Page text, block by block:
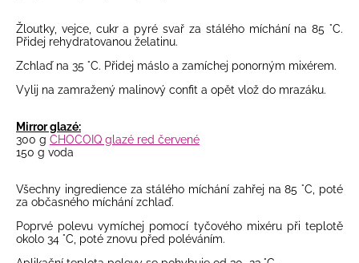
Žloutky, vejce, cukr a pyré svař za stálého míchání na 85 °C.
Přidej rehydratovanou želatinu.
Zchlaď na 35 °C. Přidej máslo a zamíchej ponorným mixérem.
Vylij na zamražený malinový confit a opět vlož do mrazáku.
Mirror glazé:
300 g CHOCOIQ glazé red červené
150 g voda
Všechny ingredience za stálého míchání zahřej na 85 °C, poté
za občasného míchání zchlaď.
Poprvé polevu vymíchej pomocí tyčového mixéru při teplotě
okolo 34 °C, poté znovu před poléváním.